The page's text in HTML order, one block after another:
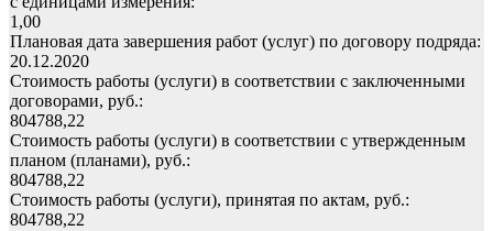
1,00
Плановая дата завершения работ (услуг) по договору подряда:
20.12.2020
Стоимость работы (услуги) в соответствии с заключенными
договорами, руб.:
804788,22
Стоимость работы (услуги) в соответствии с утвержденным
планом (планами), руб.:
804788,22
Стоимость работы (услуги), принятая по актам, руб.:
804788,22